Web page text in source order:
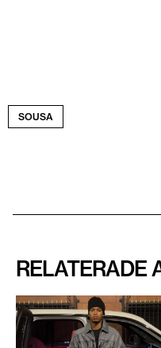
SOUSA
RELATERADE